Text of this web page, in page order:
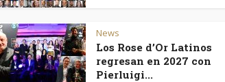
News
Los Rose d’Or Latinos
regresan en 2027 con
Pierluigi...